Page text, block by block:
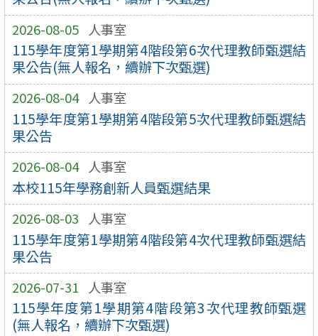
2026-08-05 人事室
115學年度第1學期第4階段第6次代理教師甄選結
果公告(無人報名，續辦下次甄選)
2026-08-04 人事室
115學年度第1學期第4階段第5次代理教師甄選結
果公告
2026-08-04 人事室
本校115年學務創新人員甄選結果
2026-08-03 人事室
115學年度第1學期第4階段第4次代理教師甄選結
果公告
2026-07-31 人事室
115學年度第1學期第4階段第3次代理教師甄選
(無人報名，續辦下次甄選)